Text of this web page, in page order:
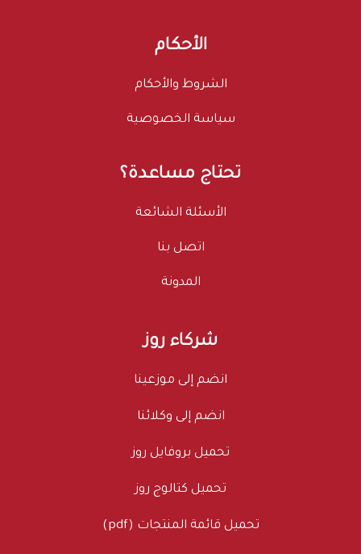
الأحكام
الشروط والأحكام
سياسة الخصوصية
تحتاج مساعدة؟
الأسئلة الشائعة
اتصل بنا
المدونة
شركاء روز
انضم إلى موزعينا
انضم إلى وكلائنا
تحميل بروفايل روز
تحميل كتالوج روز
تحميل قائمة المنتجات (pdf)